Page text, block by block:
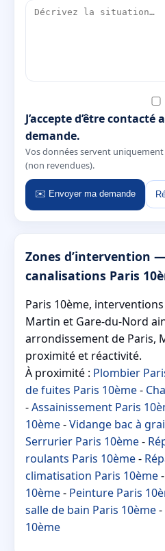
J’accepte d’être contacté
demande.
Vos données servent
(non revendues).
✉️ Envoyer ma demande
Zones d’intervention
canalisations Paris
Paris 10ème,
Martin et Gare-du-Nord
arrondissement de Paris,
proximité et réactivité.
À proximité : Plombier
de fuites Paris 10ème-
-Assainissement Paris
10ème-Vidange bac à
Serrurier Paris 10ème-
roulants Paris 10ème-
climatisation Paris 10ème-
10ème- Peinture Paris
salle de bain Paris 10ème-
10ème